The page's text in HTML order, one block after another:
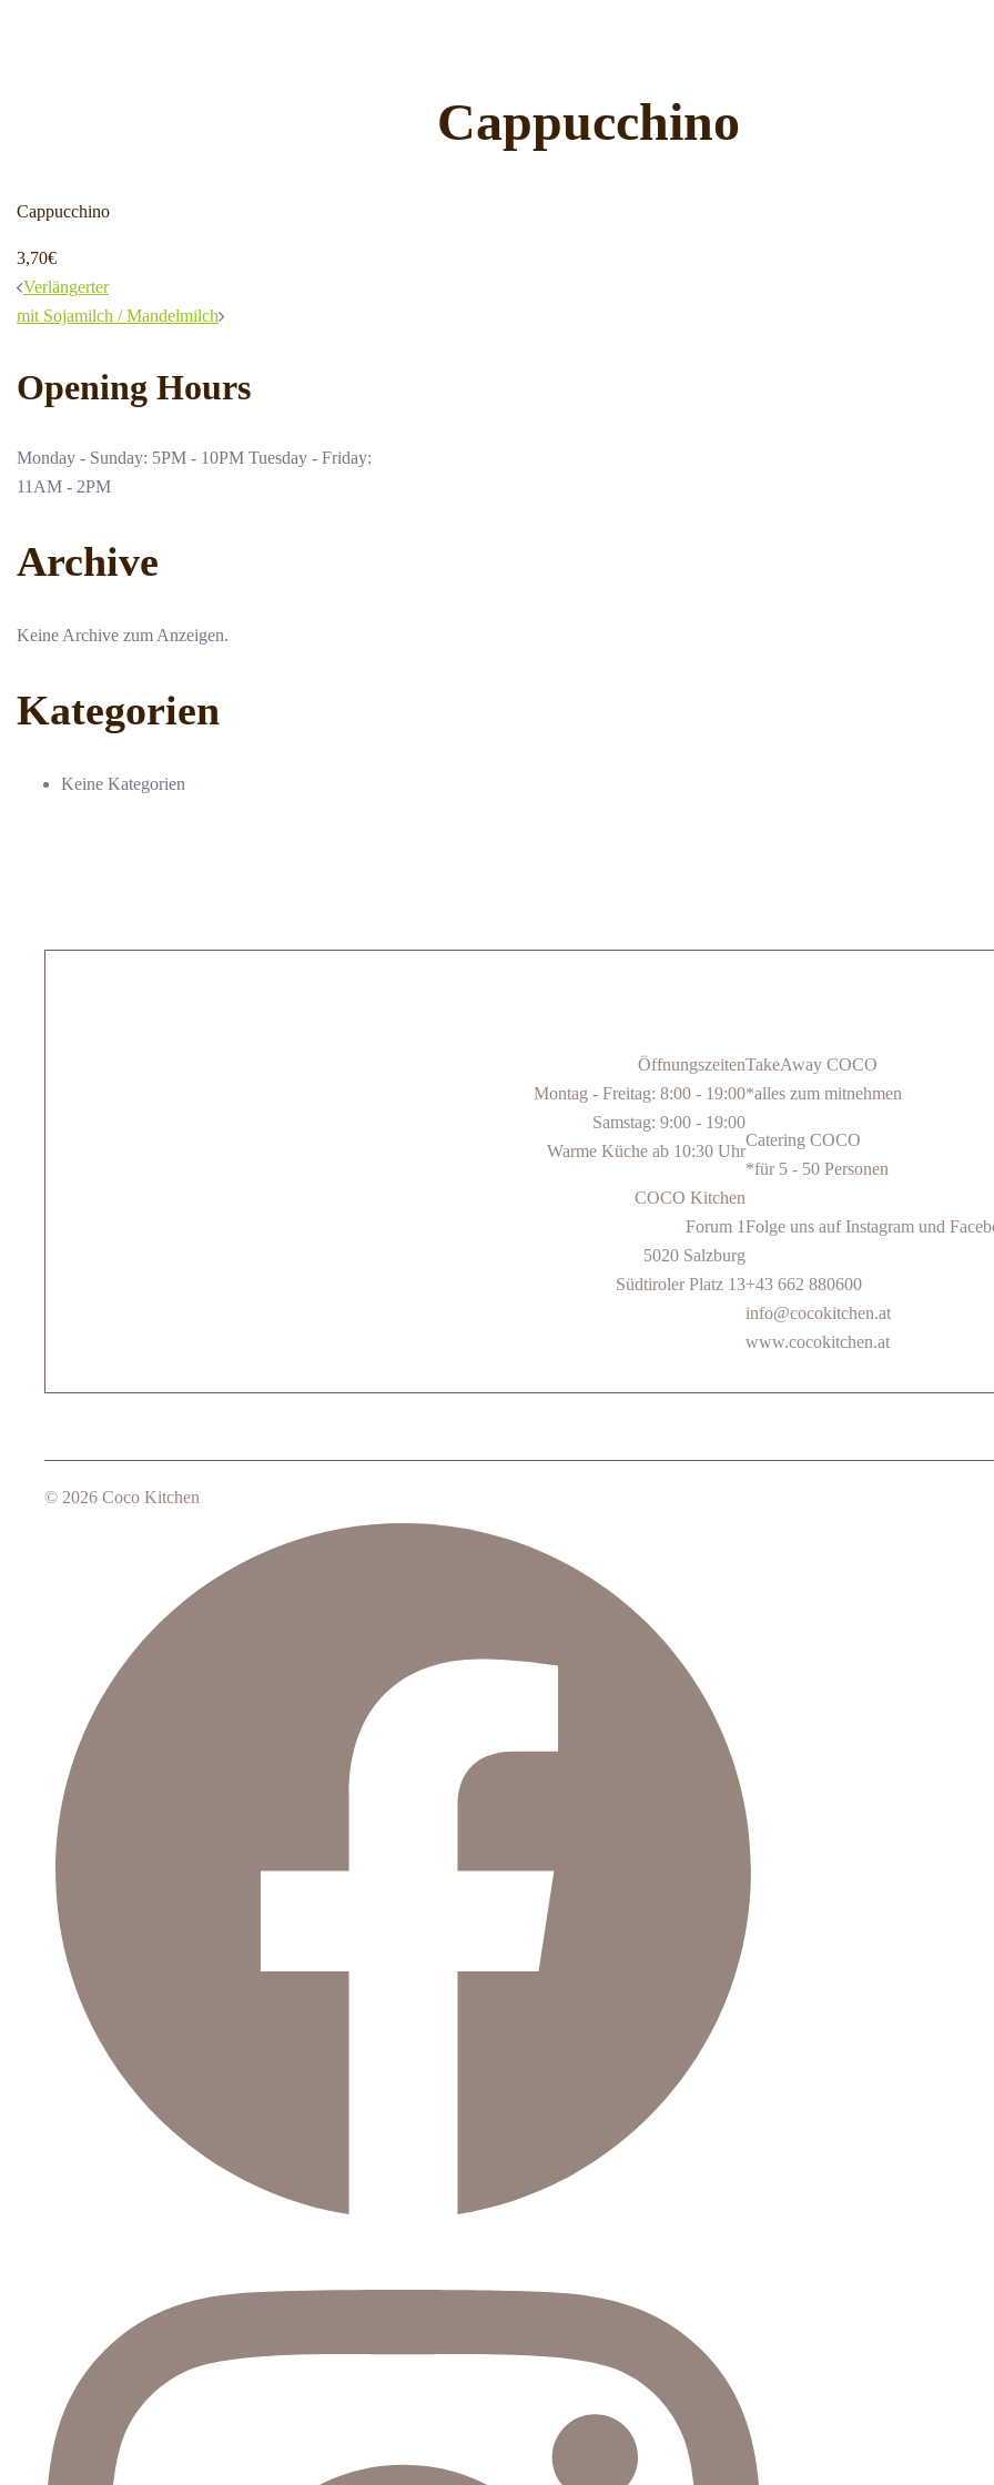
Cappucchino
Cappucchino
3,70€
Beitrags-
Verlängerter
mit Sojamilch / Mandelmilch
Opening Hours
Monday - Sunday: 5PM - 10PM Tuesday - Friday:
11AM - 2PM
Archive
Keine Archive zum Anzeigen.
Kategorien
Keine Kategorien
Öffnungszeiten
Montag - Freitag: 8:00 - 19:00
Samstag: 9:00 - 19:00
Warme Küche ab 10:30 Uhr
COCO Kitchen
Forum 1
5020 Salzburg
Südtiroler Platz 13
TakeAway COCO
*alles zum mitnehmen
Catering COCO
*für 5 - 50 Personen
Folge uns auf Instagram und
+43 662 880600
info@cocokitchen.at
www.cocokitchen.at
© 2026 Coco Kitchen